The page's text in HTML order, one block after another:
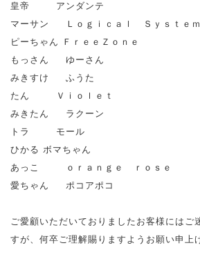
皇帝 アンダンテ
マーサン Ｌｏｇｉｃａｌ Ｓｙｓｔｅｍ
ピーちゃん ＦｒｅｅＺｏｎｅ
もっさん ゆーさん
みきすけ ふうた
たん Ｖｉｏｌｅｔ
みきたん ラクーン
トラ モール
ひかる ボマちゃん
あっこ ｏｒａｎｇｅ ｒｏｓｅ
愛ちゃん ポコアポコ
ご愛顧いただいておりましたお客様にはご
すが、何卒ご理解賜りますようお願い申上